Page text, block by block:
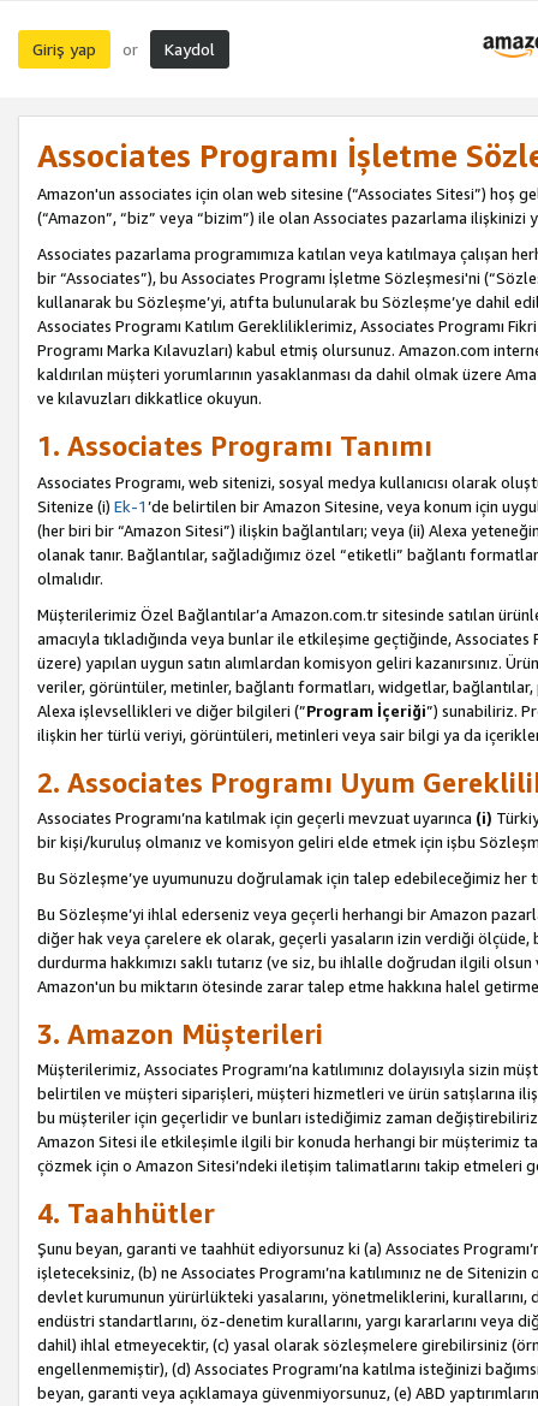
Giriş yap or Kaydol
Associates Programı İşletme
Amazon'un associates için olan web sitesine (“Associates Sitesi”) hoş
(“Amazon”, “biz” veya “bizim”) ile olan Associates pazarlama ilişkinizi
Associates pazarlama programımıza katılan veya katılmaya çalışan
bir “Associates”), bu Associates Programı İşletme Sözleşmesi'ni
kullanarak bu Sözleşme’yi, atıfta bulunularak bu Sözleşme’ye dahil
Associates Programı Katılım Gerekliliklerimiz, Associates Programı
Programı Marka Kılavuzları) kabul etmiş olursunuz. Amazon.com
kaldırılan müşteri yorumlarının yasaklanması da dahil olmak üzere
ve kılavuzları dikkatlice okuyun.
1. Associates Programı Tanımı
Associates Programı, web sitenizi, sosyal medya kullanıcısı olarak
Sitenize (i) Ek-1’de belirtilen bir Amazon Sitesine, veya konum için
(her biri bir “Amazon Sitesi”) ilişkin bağlantıları; veya (ii) Alexa
olanak tanır. Bağlantılar, sağladığımız özel “etiketli” bağlantı
olmalıdır.
Müşterilerimiz Özel Bağlantılar’a Amazon.com.tr sitesinde satılan
amacıyla tıkladığında veya bunlar ile etkileşime geçtiğinde,
üzere) yapılan uygun satın alımlardan komisyon geliri kazanırsınız.
veriler, görüntüler, metinler, bağlantı formatları, widgetlar,
Alexa işlevsellikleri ve diğer bilgileri (”Program İçeriği”) sunabiliriz.
ilişkin her türlü veriyi, görüntüleri, metinleri veya sair bilgi ya da içerikleri
2. Associates Programı Uyum
Associates Programı’na katılmak için geçerli mevzuat uyarınca (i)
bir kişi/kuruluş olmanız ve komisyon geliri elde etmek için işbu
Bu Sözleşme’ye uyumunuzu doğrulamak için talep edebileceğimiz
Bu Sözleşme’yi ihlal ederseniz veya geçerli herhangi bir Amazon
diğer hak veya çarelere ek olarak, geçerli yasaların izin verdiği
durdurma hakkımızı saklı tutarız (ve siz, bu ihlalle doğrudan ilgili
Amazon'un bu miktarın ötesinde zarar talep etme hakkına halel
3. Amazon Müşterileri
Müşterilerimiz, Associates Programı’na katılımınız dolayısıyla sizin
belirtilen ve müşteri siparişleri, müşteri hizmetleri ve ürün satışlarına
bu müşteriler için geçerlidir ve bunları istediğimiz zaman
Amazon Sitesi ile etkileşimle ilgili bir konuda herhangi bir müşterimiz
çözmek için o Amazon Sitesi’ndeki iletişim talimatlarını takip etmeleri
4. Taahhütler
Şunu beyan, garanti ve taahhüt ediyorsunuz ki (a) Associates
işleteceksiniz, (b) ne Associates Programı’na katılımınız ne de
devlet kurumunun yürürlükteki yasalarını, yönetmeliklerini,
endüstri standartlarını, öz-denetim kurallarını, yargı kararlarını
dahil) ihlal etmeyecektir, (c) yasal olarak sözleşmelere girebilirsiniz
engellenmemiştir), (d) Associates Programı’na katılma isteğinizi
beyan, garanti veya açıklamaya güvenmiyorsunuz, (e) ABD